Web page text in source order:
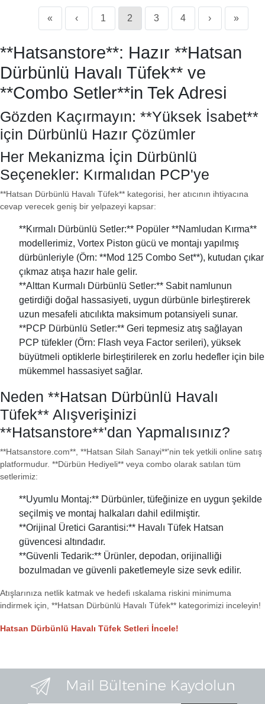
« ‹ 1 2 3 4 › »
**Hatsanstore**: Hazır **Hatsan
Dürbünlü Havalı Tüfek** ve
**Combo Setler**in Tek Adresi
Gözden Kaçırmayın: **Yüksek İsabet**
için Dürbünlü Hazır Çözümler
Her Mekanizma İçin Dürbünlü
Seçenekler: Kırmalıdan PCP'ye
**Hatsan Dürbünlü Havalı Tüfek** kategorisi, her atıcının ihtiyacına
cevap verecek geniş bir yelpazeyi kapsar:
**Kırmalı Dürbünlü Setler:** Popüler **Namludan Kırma**
modellerimiz, Vortex Piston gücü ve montajı yapılmış
dürbünleriyle (Örn: **Mod 125 Combo Set**), kutudan çıkar
çıkmaz atışa hazır hale gelir.
**Alttan Kurmalı Dürbünlü Setler:** Sabit namlunun
getirdiği doğal hassasiyeti, uygun dürbünle birleştirerek
uzun mesafeli atıcılıkta maksimum potansiyeli sunar.
**PCP Dürbünlü Setler:** Geri tepmesiz atış sağlayan
PCP tüfekler (Örn: Flash veya Factor serileri), yüksek
büyütmeli optiklerle birleştirilerek en zorlu hedefler için bile
mükemmel hassasiyet sağlar.
Neden **Hatsan Dürbünlü Havalı
Tüfek** Alışverişinizi
**Hatsanstore**'dan Yapmalısınız?
**Hatsanstore.com**, **Hatsan Silah Sanayi**'nin tek yetkili online satış
platformudur. **Dürbün Hediyeli** veya combo olarak satılan tüm
setlerimiz:
**Uyumlu Montaj:** Dürbünler, tüfeğinize en uygun şekilde
seçilmiş ve montaj halkaları dahil edilmiştir.
**Orijinal Üretici Garantisi:** Havalı Tüfek Hatsan
güvencesi altındadır.
**Güvenli Tedarik:** Ürünler, depodan, orijinalliği
bozulmadan ve güvenli paketlemeyle size sevk edilir.
Atışlarınıza netlik katmak ve hedefi ıskalama riskini minimuma
indirmek için, **Hatsan Dürbünlü Havalı Tüfek** kategorimizi inceleyin!
Hatsan Dürbünlü Havalı Tüfek Setleri İncele!